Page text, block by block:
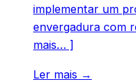
implementar um
envergadura com
mais… ]
Ler mais →